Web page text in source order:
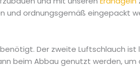
ordnungsgemäß eingepackt
benötigt. Der zweite Luftschlauch
beim Abbau genutzt werden, um